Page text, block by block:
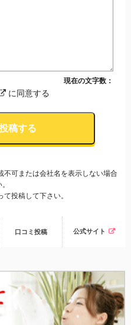
現在の文字数：
に同意する
稿する
可または会社名を表示しない場合
て投稿して下さい。
口コミ 投稿 公式サイト